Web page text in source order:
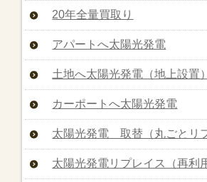
20年全量買取り
アパートへ太陽光発電
土地へ太陽光発電（地上設置）
カーポートへ太陽光発電
太陽光発電 取替（丸ごとリ
太陽光発電リプレイス（再利